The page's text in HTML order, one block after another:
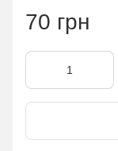
70 грн